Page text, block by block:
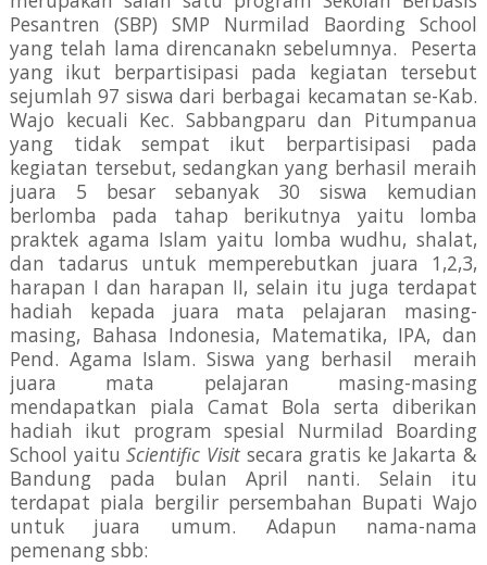
Pesantren (SBP) SMP Nurmilad Baording School
yang telah lama direncanakn sebelumnya. Peserta
yang ikut berpartisipasi pada kegiatan tersebut
sejumlah 97 siswa dari berbagai kecamatan se-Kab.
Wajo kecuali Kec. Sabbangparu dan Pitumpanua
yang tidak sempat ikut berpartisipasi pada
kegiatan tersebut, sedangkan yang berhasil meraih
juara 5 besar sebanyak 30 siswa kemudian
berlomba pada tahap berikutnya yaitu lomba
praktek agama Islam yaitu lomba wudhu, shalat,
dan tadarus untuk memperebutkan juara 1,2,3,
harapan I dan harapan II, selain itu juga terdapat
hadiah kepada juara mata pelajaran masing-
masing, Bahasa Indonesia, Matematika, IPA, dan
Pend. Agama Islam. Siswa yang berhasil meraih
juara mata pelajaran masing-masing
mendapatkan piala Camat Bola serta diberikan
hadiah ikut program spesial Nurmilad Boarding
School yaituScientific Visitsecara gratis ke Jakarta &
Bandung pada bulan April nanti. Selain itu
terdapat piala bergilir persembahan Bupati Wajo
untuk juara umum. Adapun nama-nama
pemenang sbb: